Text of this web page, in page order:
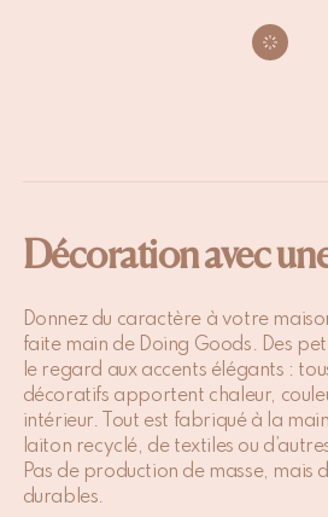
Décoration avec
Donnez du caractère à votre
faite main de Doing Goods. Des
le regard aux accents élégants :
décoratifs apportent chaleur,
intérieur. Tout est fabriqué à la
laiton recyclé, de textiles ou
Pas de production de masse, mais
durables.